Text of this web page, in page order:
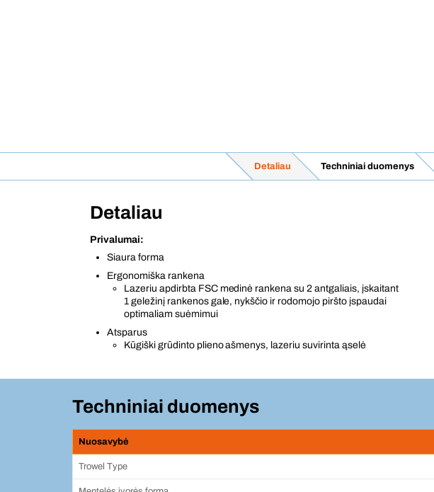
Detaliau Techniniai duomenys
Detaliau
Privalumai:
Siaura forma
Ergonomiška rankena
Lazeriu apdirbta FSC medinė rankena su 2 antgaliais, įskaitant
1 geležinį rankenos gale, nykščio ir rodomojo piršto įspaudai
optimaliam suėmimui
Atsparus
Kūgiški grūdinto plieno ašmenys, lazeriu suvirinta ąselė
Techniniai duomenys
Nuosavybė
Trowel Type